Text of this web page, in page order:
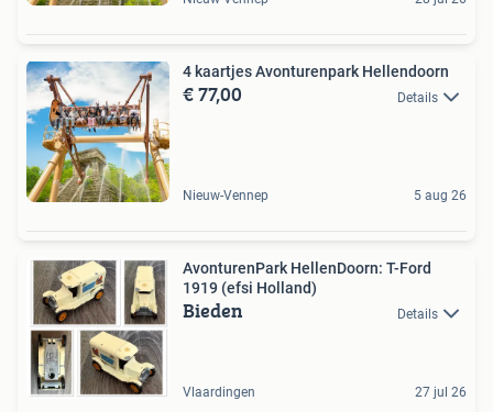
4 kaartjes Avonturenpark Hellendoorn
€ 77,00 Details
Nieuw-Vennep 5 aug 26
AvonturenPark HellenDoorn: T-Ford
1919 (efsi Holland)
Bieden Details
Vlaardingen 27 jul 26